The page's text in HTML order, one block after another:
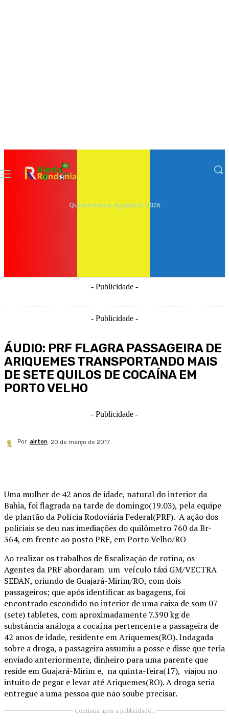
Quinta-Feira, Agosto 6, 2026
- Publicidade -
- Publicidade -
ÁUDIO: PRF FLAGRA PASSAGEIRA DE
ARIQUEMES TRANSPORTANDO MAIS
DE SETE QUILOS DE COCAÍNA EM
PORTO VELHO
- Publicidade -
Por airton 20 de março de 2017
Uma mulher de 42 anos de idade, natural do interior da
Bahia, foi flagrada na tarde de domingo(19.03), pela equipe
de plantão da Polícia Rodoviária Federal(PRF). A ação dos
policiais se deu nas imediações do quilômetro 760 da Br-
364, em frente ao posto PRF, em Porto Velho/RO
Ao realizar os trabalhos de fiscalização de rotina, os
Agentes da PRF abordaram um veículo táxi GM/VECTRA
SEDAN, oriundo de Guajará-Mirim/RO, com dois
passageiros; que após identificar as bagagens, foi
encontrado escondido no interior de uma caixa de som 07
(sete) tabletes, com aproximadamente 7.390 kg de
substância análoga a cocaína pertencente a passageira de
42 anos de idade, residente em Ariquemes(RO). Indagada
sobre a droga, a passageira assumiu a posse e disse que teria
enviado anteriormente, dinheiro para uma parente que
reside em Guajará-Mirim e, na quinta-feira(17), viajou no
intuito de pegar e levar até Ariquemes(RO). A droga seria
entregue a uma pessoa que não soube precisar.
Continua após a publicidade..